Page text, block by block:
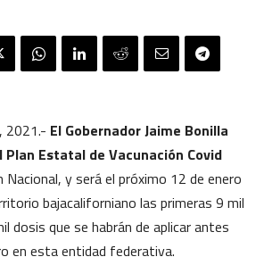
2021.- El Gobernador Jaime Bonilla
Estatal de Vacunación Covid
Nacional, y será el próximo 12 de enero
bajacaliforniano las primeras 9 mil
dosis que se habrán de aplicar antes
en esta entidad federativa.